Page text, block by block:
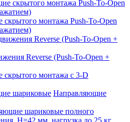
монтажа Push-To-Open
Reverse (Push-To-Open +
монтажа с 3-D
Направляющие
шариковые полного
H=42 мм, нагрузка до 25 кг